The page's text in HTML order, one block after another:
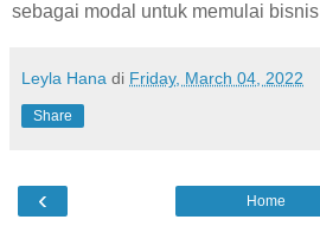
sebagai modal untuk memulai bisnis
Leyla Hana di Friday, March 04, 2022
Share
‹ Home